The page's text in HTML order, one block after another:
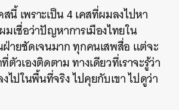
สนี้ เพราะเป็น 4 เคสที่ผมลงไปหา
เชื่อว่าปัญหาการเมืองไทยใน
ายชัดเจนมาก ทุกคนเสพสื่อ แต่จะ
ตัวเองติดตาม ทางเดียวที่เราจะรู้ว่า
ไปในพื้นที่จริง ไปคุยกับเขา ไปดูว่า